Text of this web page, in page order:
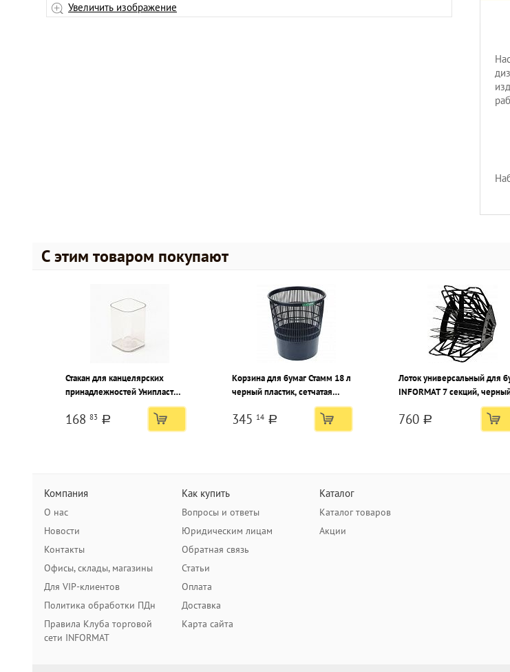
Увеличить изображение
С этим товаром покупают
Стакан для канцелярских
принадлежностей Унипласт
70x70x100 мм, прозрачный
пластик
168 83 a
Корзина для бумаг Стамм 18 л
черный пластик, сетчатая
345 14 a
Лоток универсальный для
INFORMAT 7 секций,
760 a
Компания
О нас
Новости
Контакты
Офисы, склады, магазины
Для VIP-клиентов
Политика обработки ПДн
Правила Клуба торговой
сети INFORMAT
Как купить
Вопросы и ответы
Юридическим лицам
Обратная связь
Статьи
Оплата
Доставка
Карта сайта
Каталог
Каталог товаров
Акции